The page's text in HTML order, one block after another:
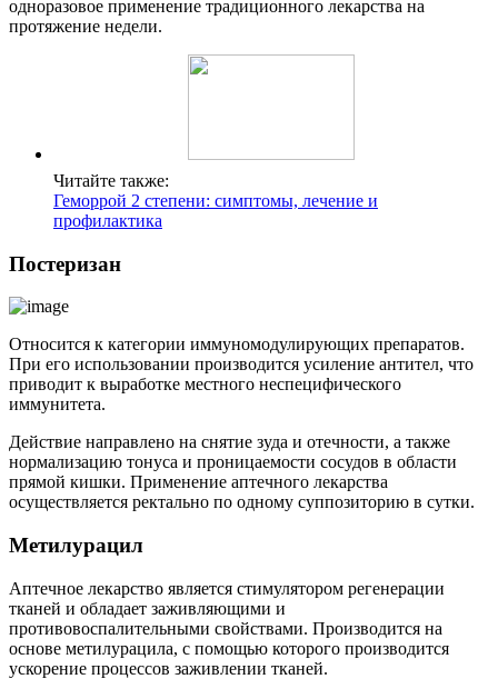
одноразовое применение традиционного лекарства на
протяжение недели.
Читайте также:
Геморрой 2 степени: симптомы, лечение и
профилактика
Постеризан
Относится к категории иммуномодулирующих препаратов.
При его использовании производится усиление антител, что
приводит к выработке местного неспецифического
иммунитета.
Действие направлено на снятие зуда и отечности, а также
нормализацию тонуса и проницаемости сосудов в области
прямой кишки. Применение аптечного лекарства
осуществляется ректально по одному суппозиторию в сутки.
Метилурацил
Аптечное лекарство является стимулятором регенерации
тканей и обладает заживляющими и
противовоспалительными свойствами. Производится на
основе метилурацила, с помощью которого производится
ускорение процессов заживлении тканей.